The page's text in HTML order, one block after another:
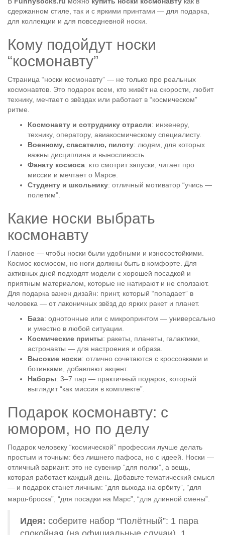
сдержанном стиле, так и с яркими принтами — для подарка,
для коллекции и для повседневной носки.
Кому подойдут носки
“космонавту”
Страница “носки космонавту” — не только про реальных
космонавтов. Это подарок всем, кто живёт на скорости, любит
технику, мечтает о звёздах или работает в “космическом”
ритме.
Космонавту и сотруднику отрасли: инженеру,
технику, оператору, авиакосмическому специалисту.
Военному, спасателю, пилоту: людям, для которых
важны дисциплина и выносливость.
Фанату космоса: кто смотрит запуски, читает про
миссии и мечтает о Марсе.
Студенту и школьнику: отличный мотиватор “учись —
полетим”.
Какие носки выбрать
космонавту
Главное — чтобы носки были удобными и износостойкими.
Космос космосом, но ноги должны быть в комфорте. Для
активных дней подходят модели с хорошей посадкой и
приятным материалом, которые не натирают и не сползают.
Для подарка важен дизайн: принт, который “попадает” в
человека — от лаконичных звёзд до ярких ракет и планет.
База: однотонные или с микропринтом — универсально
и уместно в любой ситуации.
Космические принты: ракеты, планеты, галактики,
астронавты — для настроения и образа.
Высокие носки: отлично сочетаются с кроссовками и
ботинками, добавляют акцент.
Наборы: 3–7 пар — практичный подарок, который
выглядит “как миссия в комплекте”.
Подарок космонавту: с
юмором, но по делу
Подарок человеку “космической” профессии лучше делать
простым и точным: без лишнего пафоса, но с идеей. Носки —
отличный вариант: это не сувенир “для полки”, а вещь,
которая работает каждый день. Добавьте тематический смысл
— и подарок станет личным: “для выхода на орбиту”, “для
марш-броска”, “для посадки на Марс”, “для длинной смены”.
Идея: соберите набор “Полётный”: 1 пара